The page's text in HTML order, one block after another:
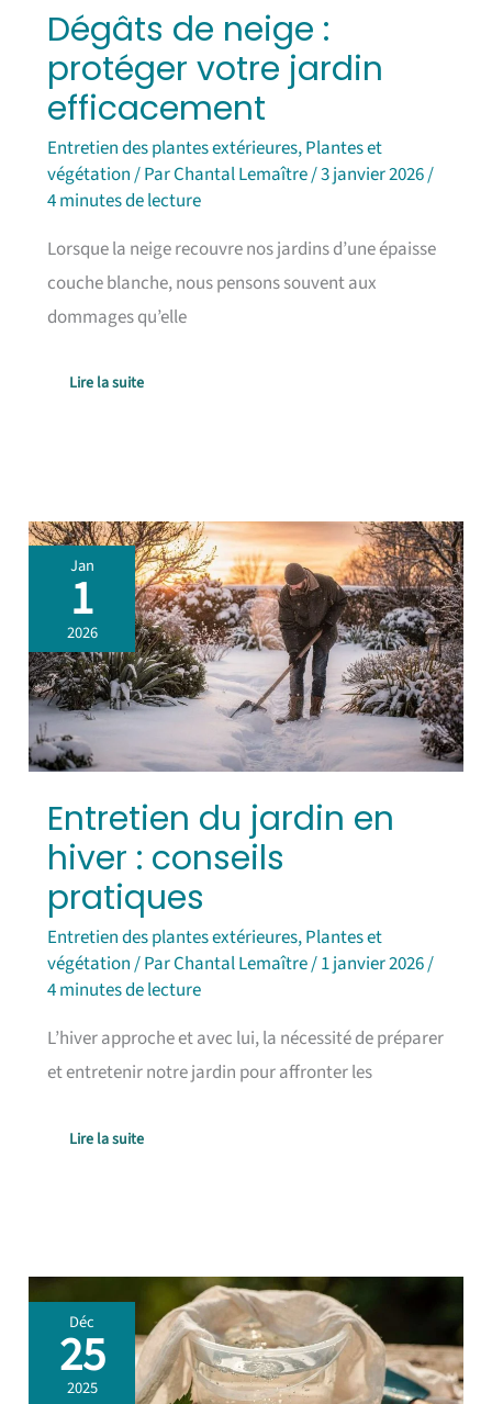
Dégâts de neige :
protéger votre jardin
efficacement
Entretien des plantes extérieures,Plantes et
végétation/ ParChantal Lemaître/3 janvier 2026/
4 minutes de lecture
Lorsque la neige recouvre nos jardins d’une épaisse
couche blanche, nous pensons souvent aux
dommages qu’elle
Lire la suite
Jan
1
2026
Entretien du jardin en
hiver : conseils
pratiques
Entretien des plantes extérieures,Plantes et
végétation/ ParChantal Lemaître/1 janvier 2026/
4 minutes de lecture
L’hiver approche et avec lui, la nécessité de préparer
et entretenir notre jardin pour affronter les
Entretien
du
jardin
en
hiver
:
conseils
pratiques
Lire la suite
Déc
25
2025
Recette
de
purin
d’orties
: